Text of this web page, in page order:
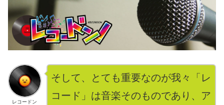
レコードン
そして、とても重要なのが我々「レ
コード」は音楽そのものであり、ア